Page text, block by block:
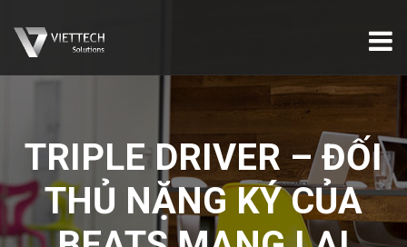
TRIPLE DRIVER – ĐỐI
THỦ NẶNG KÝ CỦA